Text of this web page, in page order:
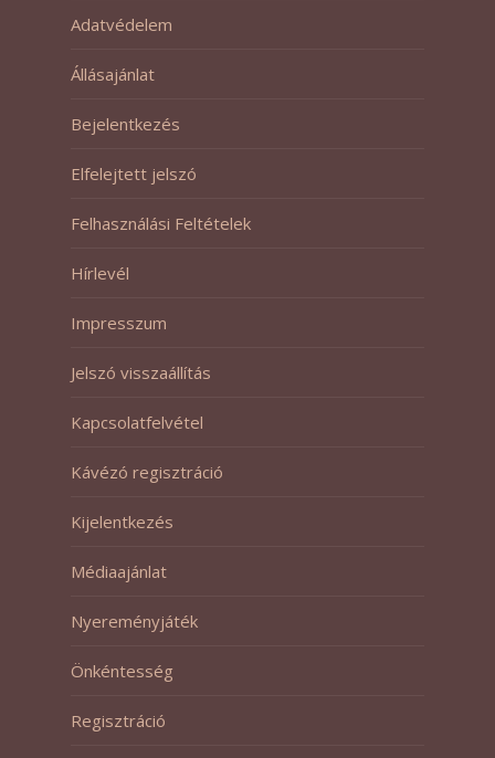
Adatvédelem
Állásajánlat
Bejelentkezés
Elfelejtett jelszó
Felhasználási Feltételek
Hírlevél
Impresszum
Jelszó visszaállítás
Kapcsolatfelvétel
Kávézó regisztráció
Kijelentkezés
Médiaajánlat
Nyereményjáték
Önkéntesség
Regisztráció